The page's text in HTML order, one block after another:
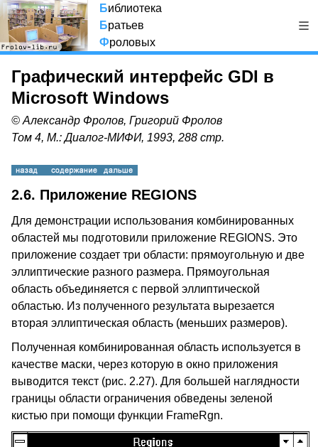
Библиотека
Братьев
Фроловых
Графический интерфейс GDI в
Microsoft Windows
© Александр Фролов, Григорий Фролов
Том 4, М.: Диалог-МИФИ, 1993, 288 стр.
2.6. Приложение REGIONS
Для демонстрации использования комбинированных
областей мы подготовили приложение REGIONS. Это
приложение создает три области: прямоугольную и две
эллиптические разного размера. Прямоугольная
область объединяется с первой эллиптической
областью. Из полученного результата вырезается
вторая эллиптическая область (меньших размеров).
Полученная комбинированная область используется в
качестве маски, через которую в окно приложения
выводится текст (рис. 2.27). Для большей наглядности
границы области ограничения обведены зеленой
кистью при помощи функции FrameRgn.